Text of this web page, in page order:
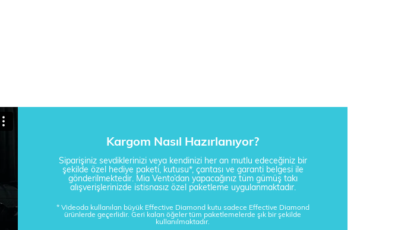
Kargom Nasıl Hazırlanıyor?
Siparişiniz sevdiklerinizi veya kendinizi her an mutlu edeceğiniz bir
şekilde özel hediye paketi, kutusu*, çantası ve garanti belgesi ile
gönderilmektedir. Mia Vento’dan yapacağınız tüm gümüş takı
alışverişlerinizde istisnasız özel paketleme uygulanmaktadır.
* Videoda kullanılan büyük Effective Diamond kutu sadece Effective Diamond
ürünlerde geçerlidir. Geri kalan öğeler tüm paketlemelerde şık bir şekilde
kullanılmaktadır.